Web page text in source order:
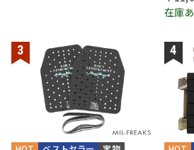
在庫